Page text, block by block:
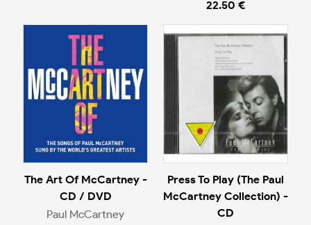
22.50 €
The Art Of McCartney -
CD / DVD
Paul McCartney
Press To Play (The Paul
McCartney Collection) -
CD